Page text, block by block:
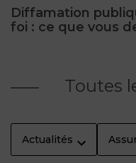
Diffamation
foi : ce que vous
Toutes
Actualités